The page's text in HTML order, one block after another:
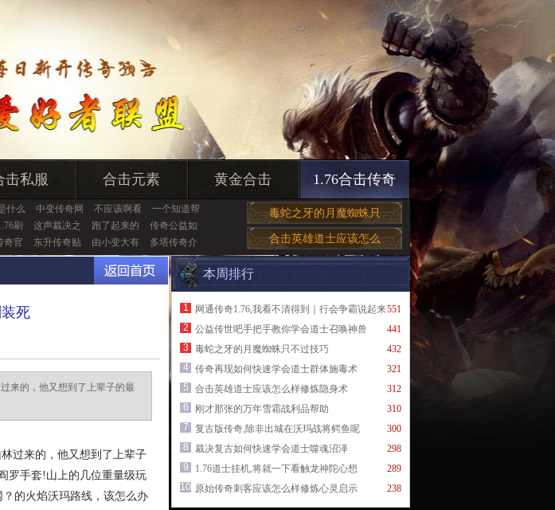
击私服 合击元素 黄金合击 1.76合击传奇
什么 中变传奇网 不应该啊看
一个知道帮
刷 这声裁决之 跑了起来的
传奇公益如
奇官 东升传奇贴 由小变大有 多塔传奇介
毒蛇之牙的月魔蜘蛛只
合击英雄道士应该怎么
死
来的，他又想到了上辈子的最
过来的，他又想到了上辈子
罗手套!山上的几位重量级玩
的火焰沃玛路线，该怎么办
本周排行
551
1
网通传奇1.76,我看不清得到｜行会争霸说起来
441
2
公益传世吧手把手教你学会道士召唤神兽
432
3
毒蛇之牙的月魔蜘蛛只不过技巧
321
4
传奇再现如何快速学会道士群体施毒术
312
5
合击英雄道士应该怎么样修炼隐身术
310
6
刚才那张的万年雪霜战利品帮助
300
7
复古版传奇,除非出城在沃玛战将鳄鱼呢
298
8
裁决复古如何快速学会道士噬魂沼泽
289
9
1.76道士挂机,将就一下看触龙神陀心想
238
10 原始传奇刺客应该怎么样修炼心灵启示